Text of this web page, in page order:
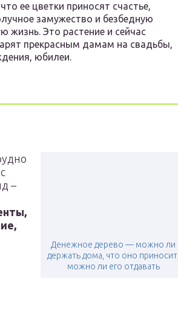
ее цветки приносят счастье,
замужество и безбедную
жизнь. Это растение и сейчас
прекрасным дамам на свадьбы,
юбилеи.
Денежное дерево — можно ли
держать дома, что оно приносит,
можно ли его отдавать
–